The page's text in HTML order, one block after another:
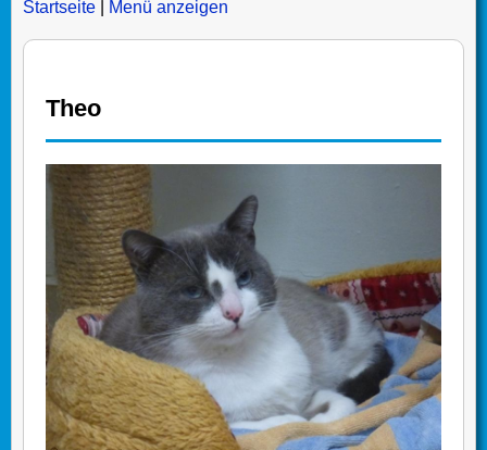
Startseite Menü anzeigen
Theo